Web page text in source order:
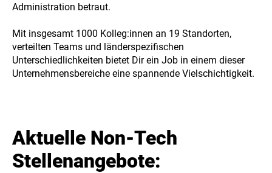
Administration betraut.
Mit insgesamt 1000 Kolleg:innen an 19 Standorten,
verteilten Teams und länderspezifischen
Unterschiedlichkeiten bietet Dir ein Job in einem dieser
Unternehmensbereiche eine spannende Vielschichtigkeit.
Aktuelle Non-Tech
Stellenangebote: